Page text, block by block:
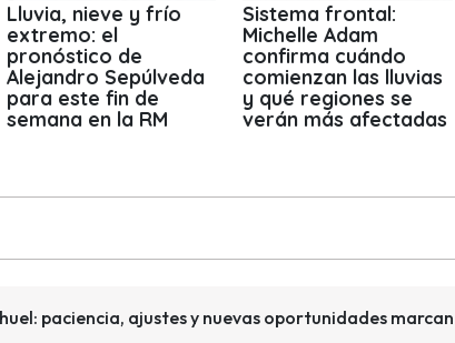
Lluvia, nieve y frío
extremo: el
pronóstico de
Alejandro Sepúlveda
para este fin de
semana en la RM
Sistema frontal:
Michelle Adam
confirma cuándo
comienzan las lluvias
y qué regiones se
verán más afectadas
paciencia, ajustes y nuevas oportunidades marcan